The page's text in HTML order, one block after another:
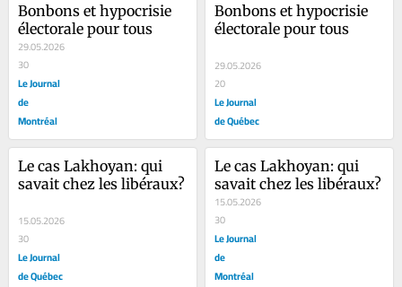
Bonbons et hypocrisie
électorale pour tous
29.05.2026
30
Le Journal
de
Montréal
Bonbons et hypocrisie
électorale pour tous
29.05.2026
20
Le Journal
de Québec
Le cas Lakhoyan: qui
savait chez les libéraux?
15.05.2026
30
Le Journal
de Québec
Le cas Lakhoyan: qui
savait chez les libéraux?
15.05.2026
30
Le Journal
de
Montréal